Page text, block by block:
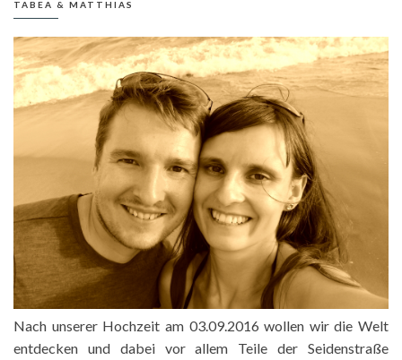
TABEA & MATTHIAS
Nach unserer Hochzeit am 03.09.2016 wollen wir die Welt
entdecken und dabei vor allem Teile der Seidenstraße